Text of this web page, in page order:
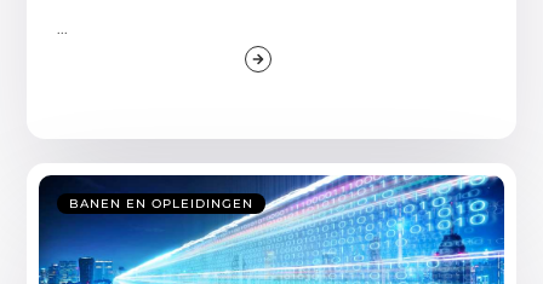
...
BANEN EN OPLEIDINGEN